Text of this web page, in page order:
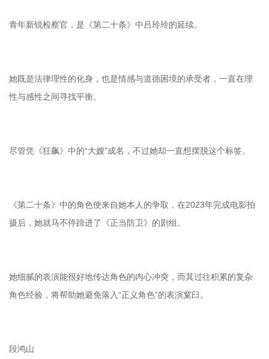
青年新锐检察官，是《第二十条》中吕玲玲的延续。
她既是法律理性的化身，也是情感与道德困境的承受者，一直在理
性与感性之间寻找平衡。
尽管凭《狂飙》中的“大嫂”成名，不过她却一直想摆脱这个标签。
《第二十条》中的角色便来自她本人的争取，在2023年完成电影拍
摄后，她就马不停蹄进了《正当防卫》的剧组。
她细腻的表演能很好地传达角色的内心冲突，而其过往积累的复杂
角色经验，将帮助她避免落入“正义角色”的表演窠臼。
段鸿山